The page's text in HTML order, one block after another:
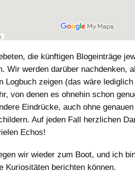
die künftigen Blogeinträge
Wir werden darüber nachdenken,
Logbuch zeigen (das wäre
von denen es ohnehin schon
Eindrücke, auch ohne genauen
Auf jeden Fall herzlichen
Echos!
wir wieder zum Boot, und ich
Kuriositäten berichten können.